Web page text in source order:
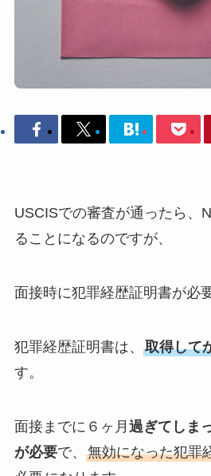
USCISでの審査が通ったら、
ることになるのですが、
面接時に犯罪経歴証明書が必
犯罪経歴証明書は、 取得して
す。
面接までに６ヶ月 過ぎてしま
が必要で、 無効になった犯罪